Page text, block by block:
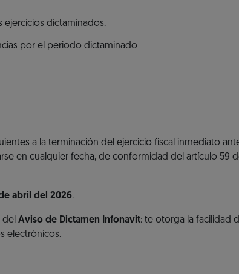
ejercicios dictaminados.
por el periodo dictaminado
a la terminación del ejercicio fiscal inmediato
en cualquier fecha, de conformidad del artículo 59
abril del 2026.
Aviso de Dictamen Infonavit: te otorga la facilidad
electrónicos.